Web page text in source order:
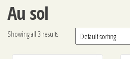
Au sol
Showing all 3 results